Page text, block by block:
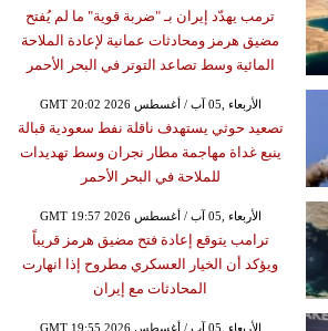
ترمب يهدّد إيران بـ "ضربة قوية" ما لم يُفتح
مضيق هرمز ومحادثات عمانية لإعادة الملاحة
المائية وسط تصاعد التوتر في البحر الأحمر
GMT 20:02 2026 الأربعاء ,05 آب / أغسطس
تصعيد حوثي يستهدف ناقلة نفط سعودية قبالة
ينبع غداة مهاجمة مطار نجران وسط تهديدات
للملاحة في البحر الأحمر
GMT 19:57 2026 الأربعاء ,05 آب / أغسطس
ترامب يتوقع إعادة فتح مضيق هرمز قريباً
ويؤكد أن الخيار العسكري مطروح إذا انهارت
المحادثات مع إيران
GMT 19:55 2026 الأربعاء ,05 آب / أغسطس